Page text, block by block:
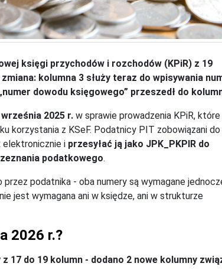
księgi przychodów i rozchodów (KPiR) z 19
kolumna 3 służy teraz do wpisywania
dowodu księgowego” przeszedł do
września 2025 r. w sprawie prowadzenia KPiR, które
korzystania z KSeF. Podatnicy PIT zobowiązani do
elektronicznie i przesyłać ją jako JPK_PKPIR do
podatkowego.
podatnika - oba numery są wymagane
jest wymagana ani w księdze, ani w strukturze
2026 r.?
17 do 19 kolumn - dodano 2 nowe kolumny